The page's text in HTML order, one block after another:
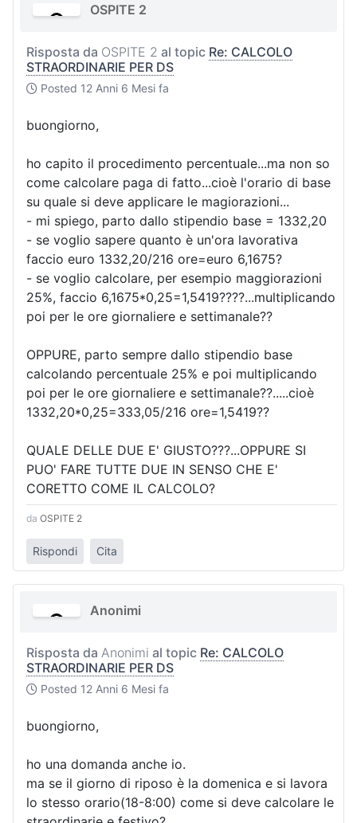
OSPITE 2
Risposta da OSPITE 2 al topic Re: CALCOLO
STRAORDINARIE PER DS
Posted 12 Anni 6 Mesi fa
buongiorno,
ho capito il procedimento percentuale...ma non so
come calcolare paga di fatto...cioè l'orario di base
su quale si deve applicare le magiorazioni...
- mi spiego, parto dallo stipendio base = 1332,20
- se voglio sapere quanto è un'ora lavorativa
faccio euro 1332,20/216 ore=euro 6,1675?
- se voglio calcolare, per esempio maggiorazioni
25%, faccio 6,1675*0,25=1,5419????...multiplicando
poi per le ore giornaliere e settimanale??
OPPURE, parto sempre dallo stipendio base
calcolando percentuale 25% e poi multiplicando
poi per le ore giornaliere e settimanale??.....cioè
1332,20*0,25=333,05/216 ore=1,5419??
QUALE DELLE DUE E' GIUSTO???...OPPURE SI
PUO' FARE TUTTE DUE IN SENSO CHE E'
CORETTO COME IL CALCOLO?
da OSPITE 2
Rispondi Cita
Anonimi
Risposta da Anonimi al topic Re: CALCOLO
STRAORDINARIE PER DS
Posted 12 Anni 6 Mesi fa
buongiorno,
ho una domanda anche io.
ma se il giorno di riposo è la domenica e si lavora
lo stesso orario(18-8:00) come si deve calcolare le